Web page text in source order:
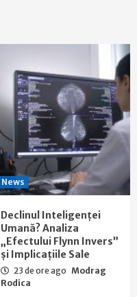
News
Declinul Inteligenței
Umană? Analiza
„Efectului Flynn Invers”
și Implicațiile Sale
23 de ore ago Modrag
Rodica